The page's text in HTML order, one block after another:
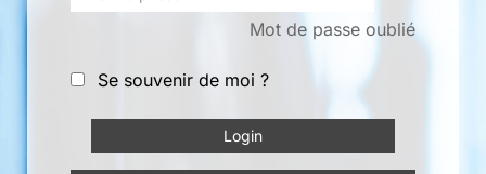
Mot de passe oublié
Se souvenir de moi ?